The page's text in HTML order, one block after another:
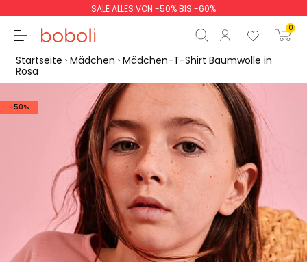
SALE ALLES VON -50% BIS -60%
0
Zwischensumme 0,00 €
Gesamtbetrag 0,00 €
weiter Start der Bestellung
Startseite Mädchen Mädchen-T-Shirt Baumwolle in
Rosa
-50%